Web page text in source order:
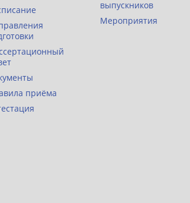
приёма
выпускников
Мероприятия